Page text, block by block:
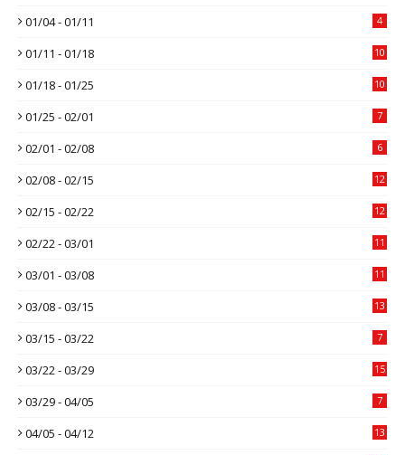
01/04 - 01/11 4
01/11 - 01/18 10
01/18 - 01/25 10
01/25 - 02/01 7
02/01 - 02/08 6
02/08 - 02/15 12
02/15 - 02/22 12
02/22 - 03/01 11
03/01 - 03/08 11
03/08 - 03/15 13
03/15 - 03/22 7
03/22 - 03/29 15
03/29 - 04/05 7
04/05 - 04/12 13